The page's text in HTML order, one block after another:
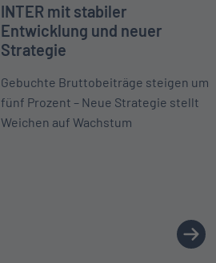
INTER mit stabiler
Entwicklung und neuer
Strategie
Gebuchte Bruttobeiträge steigen um
fünf Prozent – Neue Strategie stellt
Weichen auf Wachstum